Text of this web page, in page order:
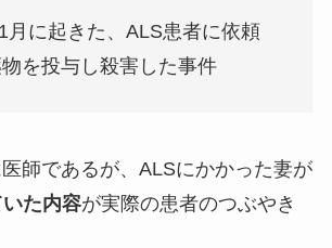
月に起きた、ALS患者に依頼
を投与し殺害した事件
師であるが、ALSにかかった妻が
た内容が実際の患者のつぶやき